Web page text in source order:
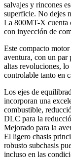
salvajes y rincones
superficie. No dejes
La 800MT-X cuenta
con inyección de
Este compacto
aventura, con un par
altas revoluciones,
controlable tanto en
Los ejes de
incorporan una
combustible,
DLC para la
Mejorado para la
El ligero chasis
robusto subchasis
incluso en las